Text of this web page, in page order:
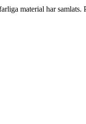
material har samlats.